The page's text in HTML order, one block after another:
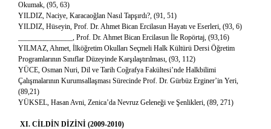
Okumak, (95, 63)
YILDIZ, Naciye, Karacaoğlan Nasıl Tapşırdı?, (91, 51)
YILDIZ, Hüseyin, Prof. Dr. Ahmet Bican Ercilasun Hayatı ve Eserleri, (93, 6)
_______________, Prof. Dr. Ahmet Bican Ercilasun İle Ropörtaj, (93,16)
YILMAZ, Ahmet, İlköğretim Okulları Seçmeli Halk Kültürü Dersi Öğretim
Programlarının Sınıflar Düzeyinde Karşılaştırılması, (93, 112)
YÜCE, Osman Nuri, Dil ve Tarih Coğrafya Fakültesi’nde Halkbilimi
Çalışmalarının Kurumsallaşması Sürecinde Prof. Dr. Gürbüz Erginer’in Yeri,
(89,21)
YÜKSEL, Hasan Avni, Zenica’da Nevruz Geleneği ve Şenlikleri, (89, 271)
XI. CİLDİN DİZİNİ (2009-2010)